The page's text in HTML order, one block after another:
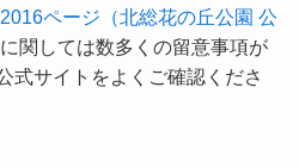
ページ（北総花の丘公園 公
関しては数多くの留意事項が
式サイトをよくご確認くださ